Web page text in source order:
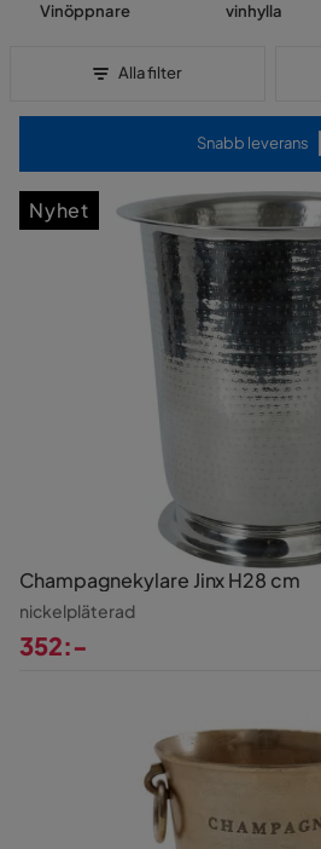
Vinöppnare
vinhylla
Alla filter
Snabb leverans
Champagnekylare Jinx H28 cm
nickelpläterad
352:-
Nyhet